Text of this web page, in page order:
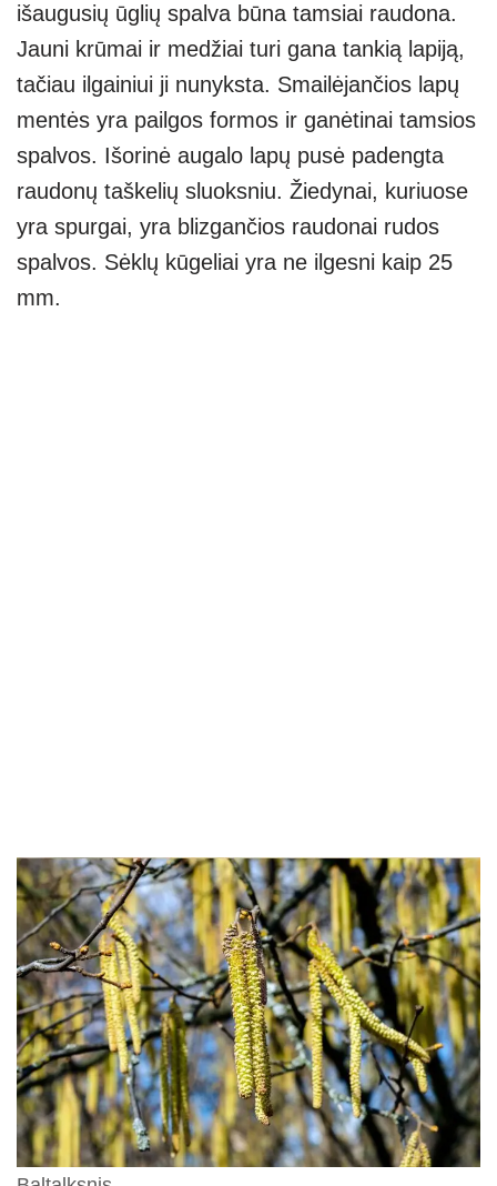
išaugusių ūglių spalva būna tamsiai raudona.
Jauni krūmai ir medžiai turi gana tankią lapiją,
tačiau ilgainiui ji nunyksta. Smailėjančios lapų
mentės yra pailgos formos ir ganėtinai tamsios
spalvos. Išorinė augalo lapų pusė padengta
raudonų taškelių sluoksniu. Žiedynai, kuriuose
yra spurgai, yra blizgančios raudonai rudos
spalvos. Sėklų kūgeliai yra ne ilgesni kaip 25
mm.